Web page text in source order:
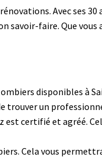
Avec ses 30
savoir-faire. Que
disponibles à
trouver un
est certifié et agréé.
Cela vous